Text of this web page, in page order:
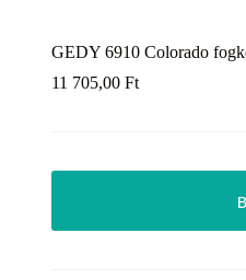
GEDY 6910 Colorado
11 705,00Ft